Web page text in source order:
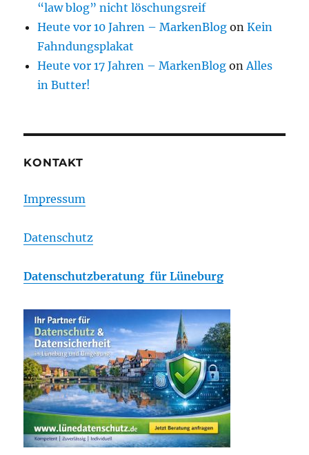
“law blog” nicht löschungsreif
Heute vor 10 Jahren – MarkenBlog onKein
Fahndungsplakat
Heute vor 17 Jahren – MarkenBlog onAlles
in Butter!
KONTAKT
Impressum
Datenschutz
Datenschutzberatung für Lüneburg